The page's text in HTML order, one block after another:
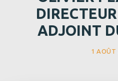
ADJOINT
1 AOÛT